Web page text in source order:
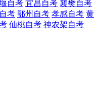
自考 宜昌自考 襄樊自考
考 鄂州自考 孝感自考
仙桃自考 神农架自考